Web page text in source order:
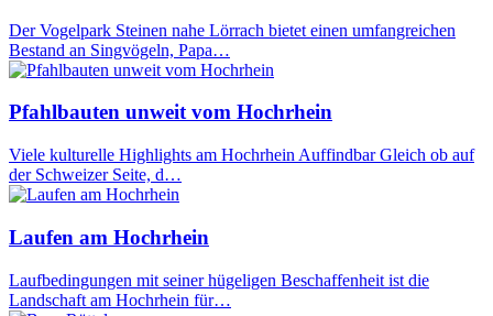
Der Vogelpark Steinen nahe Lörrach bietet einen umfangreichen
Bestand an Singvögeln, Papa…
Pfahlbauten unweit vom Hochrhein
Viele kulturelle Highlights am Hochrhein Auffindbar Gleich ob auf
der Schweizer Seite, d…
Laufen am Hochrhein
Laufbedingungen mit seiner hügeligen Beschaffenheit ist die
Landschaft am Hochrhein für…